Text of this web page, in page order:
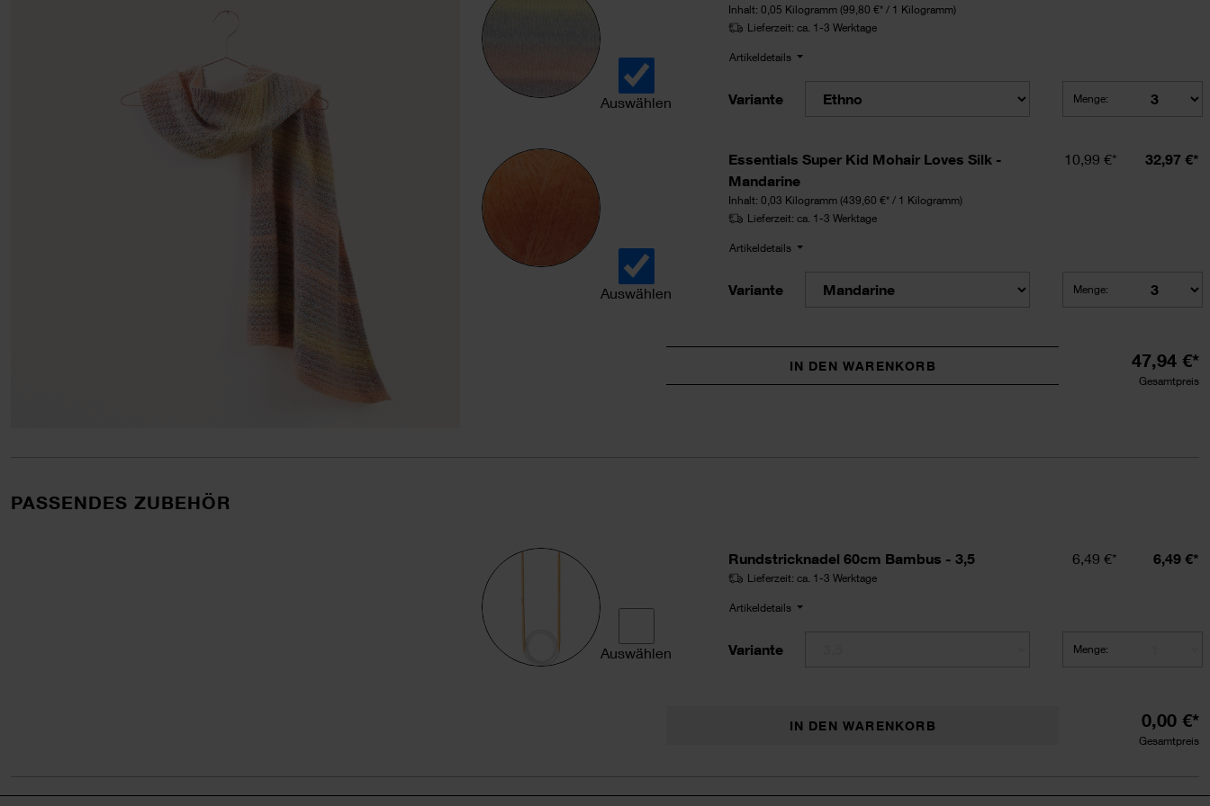
Auswählen
Inhalt: 0,05 Kilogramm (99,80 €* / 1 Kilogramm)
Lieferzeit: ca. 1-3 Werktage
Artikeldetails
Variante Menge:
Auswählen
Essentials Super Kid Mohair Loves Silk -
Mandarine
Inhalt: 0,03 Kilogramm (439,60 €* / 1 Kilogramm)
Einzelpreis
10,99 €* Summe
32,97 €*
Lieferzeit: ca. 1-3 Werktage
Artikeldetails
Variante Menge:
IN DEN WARENKORB 47,94 €*
Gesamtpreis
PASSENDES ZUBEHÖR
Auswählen
Rundstricknadel 60cm Bambus - 3,5 Einzelpreis
6,49 €* Summe
6,49 €*
Lieferzeit: ca. 1-3 Werktage
Artikeldetails
Variante Menge:
IN DEN WARENKORB 0,00 €*
Gesamtpreis